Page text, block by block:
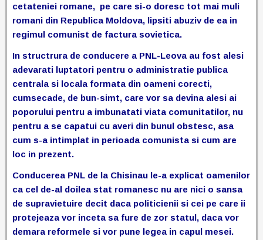
cetateniei romane, pe care si-o doresc tot mai muli
romani din Republica Moldova, lipsiti abuziv de ea in
regimul comunist de factura sovietica.
In structrura de conducere a PNL-Leova au fost alesi
adevarati luptatori pentru o administratie publica
centrala si locala formata din oameni corecti,
cumsecade, de bun-simt, care vor sa devina alesi ai
poporului pentru a imbunatati viata comunitatilor, nu
pentru a se capatui cu averi din bunul obstesc, asa
cum s-a intimplat in perioada comunista si cum are
loc in prezent.
Conducerea PNL de la Chisinau le-a explicat oamenilor
ca cel de-al doilea stat romanesc nu are nici o sansa
de supravietuire decit daca politicienii si cei pe care ii
protejeaza vor inceta sa fure de zor statul, daca vor
demara reformele si vor pune legea in capul mesei.